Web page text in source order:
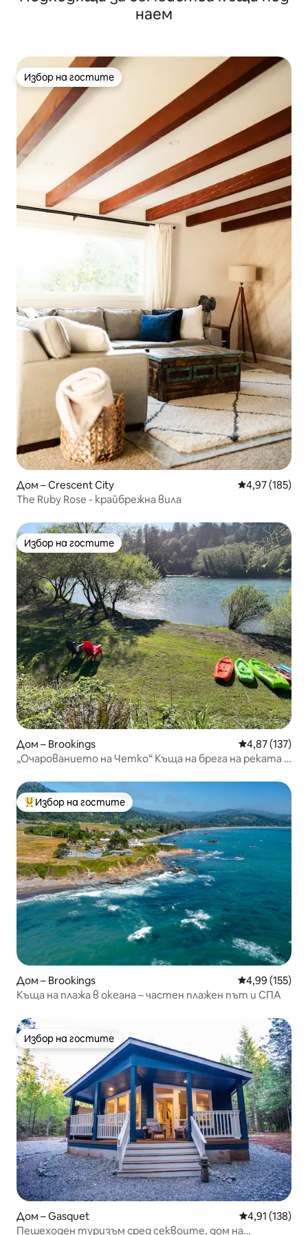
наем
Избор на гостите
Избор на гостите
Дом – Crescent City Средна
4,97 (185)
The Ruby Rose - крайбрежна вила
Избор на гостите
Избор на гостите
Дом – Brookings Средна
4,87 (137)
„Очарованието на Четко“ Къща на брега на реката с
Най-популярен избор на гостите
Избор на гостите
Дом – Brookings Средна
4,99 (155)
Къща на плажа в океана – частен плажен път и СПА
Избор на гостите
Избор на гостите
Дом – Gasquet Средна
4,91 (138)
Пешеходен туризъм сред секвоите, дом на